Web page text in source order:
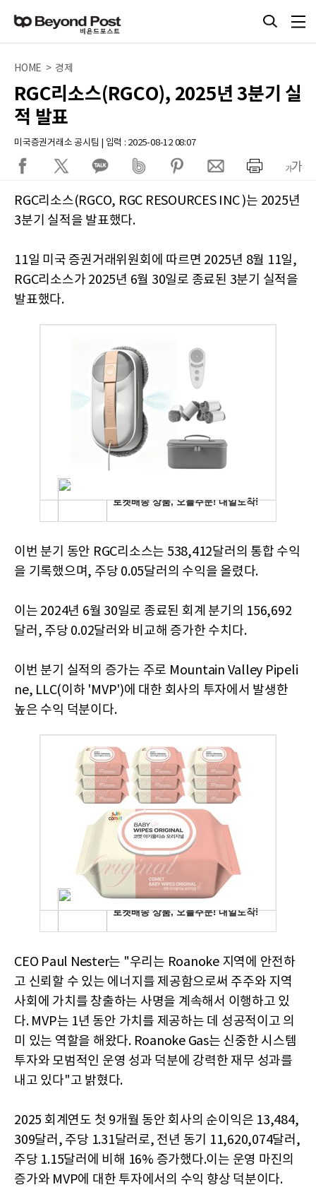
HOME > 경제
RGC리소스(RGCO), 2025년 3분기 실
적 발표
미국증권거래소 공시팀 | 입력 : 2025-08-12 08:07
RGC리소스(RGCO, RGC RESOURCES INC )는 2025년
3분기 실적을 발표했다.
11일 미국 증권거래위원회에 따르면 2025년 8월 11일,
RGC리소스가 2025년 6월 30일로 종료된 3분기 실적을
발표했다.
이번 분기 동안 RGC리소스는 538,412달러의 통합 수익
을 기록했으며, 주당 0.05달러의 수익을 올렸다.
이는 2024년 6월 30일로 종료된 회계 분기의 156,692
달러, 주당 0.02달러와 비교해 증가한 수치다.
이번 분기 실적의 증가는 주로 Mountain Valley Pipeli
ne, LLC(이하 'MVP')에 대한 회사의 투자에서 발생한
높은 수익 덕분이다.
CEO Paul Nester는 "우리는 Roanoke 지역에 안전하
고 신뢰할 수 있는 에너지를 제공함으로써 주주와 지역
사회에 가치를 창출하는 사명을 계속해서 이행하고 있
다. MVP는 1년 동안 가치를 제공하는 데 성공적이고 의
미 있는 역할을 해왔다. Roanoke Gas는 신중한 시스템
투자와 모범적인 운영 성과 덕분에 강력한 재무 성과를
내고 있다"고 밝혔다.
2025 회계연도 첫 9개월 동안 회사의 순이익은 13,484,
309달러, 주당 1.31달러로, 전년 동기 11,620,074달러,
주당 1.15달러에 비해 16% 증가했다.이는 운영 마진의
증가와 MVP에 대한 투자에서의 수익 향상 덕분이다.